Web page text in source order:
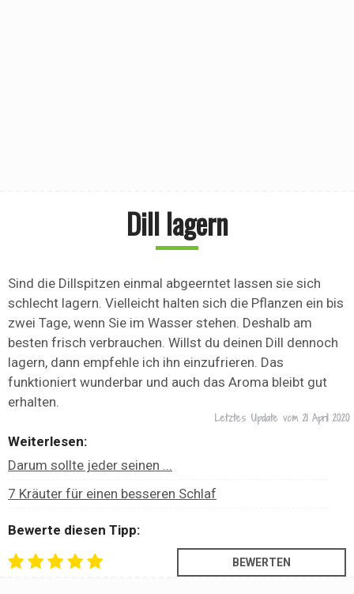
Dill lagern
Sind die Dillspitzen einmal abgeerntet lassen sie sich
schlecht lagern. Vielleicht halten sich die Pflanzen ein bis
zwei Tage, wenn Sie im Wasser stehen. Deshalb am
besten frisch verbrauchen. Willst du deinen Dill dennoch
lagern, dann empfehle ich ihn einzufrieren. Das
funktioniert wunderbar und auch das Aroma bleibt gut
erhalten.
Letztes Update vom 21 April 2020
Weiterlesen:
Darum sollte jeder seinen ...
7 Kräuter für einen besseren Schlaf
Bewerte diesen Tipp: